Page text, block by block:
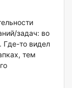
задач: во
то видел
тем